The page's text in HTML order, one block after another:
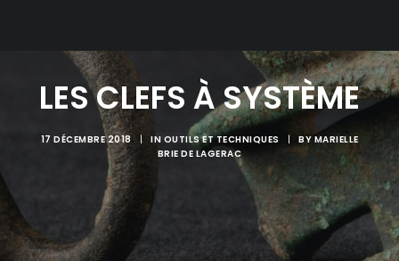
LES CLEFS À SYSTÈME
17 DÉCEMBRE 2018 | IN OUTILS ET TECHNIQUES | BY MARIELLE
BRIE DE LAGERAC